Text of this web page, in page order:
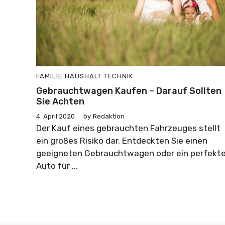
FAMILIE HAUSHALT TECHNIK
Gebrauchtwagen Kaufen – Darauf Sollten
Sie Achten
4. April 2020 by Redaktion
Der Kauf eines gebrauchten Fahrzeuges stellt
ein großes Risiko dar. Entdeckten Sie einen
geeigneten Gebrauchtwagen oder ein
Auto für ...